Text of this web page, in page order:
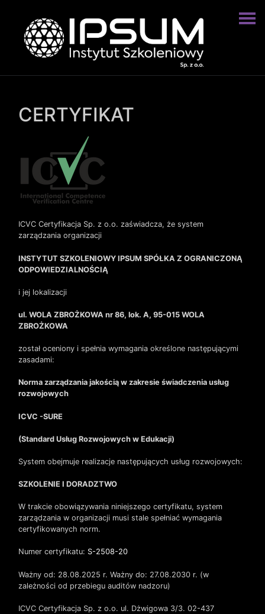
CERTYFIKAT
ICVC Certyfikacja Sp. z o.o. zaświadcza, że system
zarządzania organizacji
INSTYTUT SZKOLENIOWY IPSUM SPÓŁKA Z OGRANICZONĄ
ODPOWIEDZIALNOŚCIĄ
i jej lokalizacji
ul. WOLA ZBROŻKOWA nr 86, lok. A, 95-015 WOLA
ZBROŻKOWA
został oceniony i spełnia wymagania określone następującymi
zasadami:
Norma zarządzania jakością w zakresie świadczenia usług
rozwojowych
ICVC -SURE
(Standard Usług Rozwojowych w Edukacji)
System obejmuje realizacje następujących usług rozwojowych:
SZKOLENIE I DORADZTWO
W trakcie obowiązywania niniejszego certyfikatu, system
zarządzania w organizacji musi stale spełniać wymagania
certyfikowanych norm.
Numer certyfikatu: S-2508-20
Ważny od: 28.08.2025 r. Ważny do: 27.08.2030 r. (w
zależności od przebiegu auditów nadzoru)
ICVC Certyfikacja Sp. z o.o. ul. Dżwigowa 3/3. 02-437